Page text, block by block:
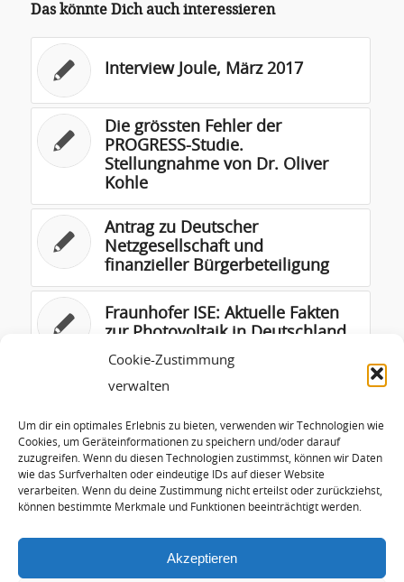
Cookie-Zustimmung
verwalten
Um dir ein optimales Erlebnis zu bieten, verwenden wir Technologien wie
Cookies, um Geräteinformationen zu speichern und/oder darauf
zuzugreifen. Wenn du diesen Technologien zustimmst, können wir Daten
wie das Surfverhalten oder eindeutige IDs auf dieser Website
verarbeiten. Wenn du deine Zustimmung nicht erteilst oder zurückziehst,
können bestimmte Merkmale und Funktionen beeinträchtigt werden.
Akzeptieren
Das könnte Dich auch interessieren
Interview Joule, März 2017
Die grössten Fehler der
PROGRESS-Studie.
Stellungnahme von Dr. Oliver
Kohle
Antrag zu Deutscher
Netzgesellschaft und
finanzieller Bürgerbeteiligung
Fraunhofer ISE: Aktuelle Fakten
zur Photovoltaik in Deutschland
BDK Antrag „Apollo-Energie-
grün“
05/2017_Esperanto_EURATOM –
atomenergi/milita-dinosauro de
Europ-Unio